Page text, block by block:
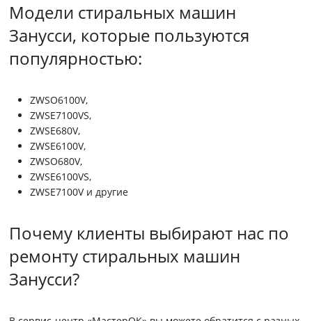
Модели стиральных машин
Занусси, которые пользуются
популярностью:
ZWSO6100V,
ZWSE7100VS,
ZWSE680V,
ZWSE6100V,
ZWSO680V,
ZWSE6100VS,
ZWSE7100V и другие
Почему клиенты выбирают нас по
ремонту стиральных машин
Занусси?